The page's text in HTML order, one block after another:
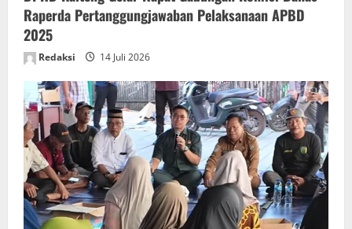
Raperda Pertanggungjawaban Pelaksanaan APBD
2025
Redaksi 14 Juli 2026